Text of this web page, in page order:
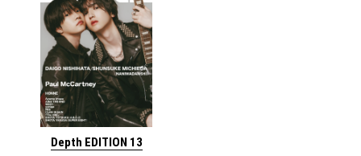
Depth EDITION 13